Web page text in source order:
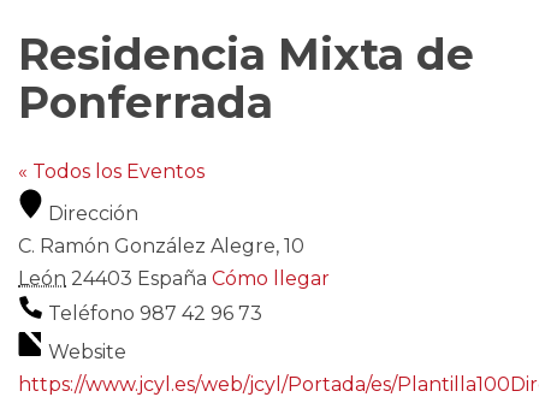
Residencia Mixta de
Ponferrada
« Todos los Eventos
Dirección
C. Ramón González Alegre, 10
León 24403 España Cómo llegar
Teléfono 987 42 96 73
Website
https://www.jcyl.es/web/jcyl/Portada/es/